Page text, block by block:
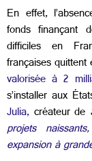
En effet,
fonds finançant
difficiles en
françaises
valorisée à 2
s’installer aux
Julia, créateur de
projets
expansion à